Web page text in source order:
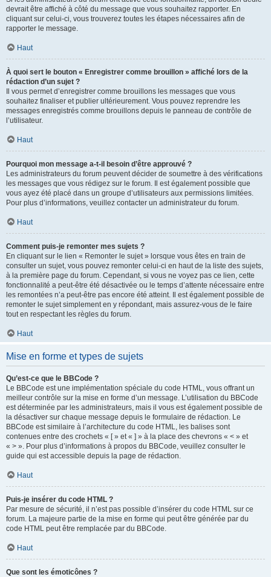
devrait être affiché à côté du message que vous souhaitez rapporter. En
cliquant sur celui-ci, vous trouverez toutes les étapes nécessaires afin de
rapporter le message.
Haut
À quoi sert le bouton « Enregistrer comme brouillon » affiché lors de la
rédaction d’un sujet ?
Il vous permet d’enregistrer comme brouillons les messages que vous
souhaitez finaliser et publier ultérieurement. Vous pouvez reprendre les
messages enregistrés comme brouillons depuis le panneau de contrôle de
l’utilisateur.
Haut
Pourquoi mon message a-t-il besoin d’être approuvé ?
Les administrateurs du forum peuvent décider de soumettre à des vérifications
les messages que vous rédigez sur le forum. Il est également possible que
vous ayez été placé dans un groupe d’utilisateurs aux permissions limitées.
Pour plus d’informations, veuillez contacter un administrateur du forum.
Haut
Comment puis-je remonter mes sujets ?
En cliquant sur le lien « Remonter le sujet » lorsque vous êtes en train de
consulter un sujet, vous pouvez remonter celui-ci en haut de la liste des sujets,
à la première page du forum. Cependant, si vous ne voyez pas ce lien, cette
fonctionnalité a peut-être été désactivée ou le temps d’attente nécessaire entre
les remontées n’a peut-être pas encore été atteint. Il est également possible de
remonter le sujet simplement en y répondant, mais assurez-vous de le faire
tout en respectant les règles du forum.
Haut
Mise en forme et types de sujets
Qu’est-ce que le BBCode ?
Le BBCode est une implémentation spéciale du code HTML, vous offrant un
meilleur contrôle sur la mise en forme d’un message. L’utilisation du BBCode
est déterminée par les administrateurs, mais il vous est également possible de
la désactiver sur chaque message depuis le formulaire de rédaction. Le
BBCode est similaire à l’architecture du code HTML, les balises sont
contenues entre des crochets « [ » et « ] » à la place des chevrons « < » et
« > ». Pour plus d’informations à propos du BBCode, veuillez consulter le
guide qui est accessible depuis la page de rédaction.
Haut
Puis-je insérer du code HTML ?
Par mesure de sécurité, il n’est pas possible d’insérer du code HTML sur ce
forum. La majeure partie de la mise en forme qui peut être générée par du
code HTML peut être remplacée par du BBCode.
Haut
Que sont les émoticônes ?